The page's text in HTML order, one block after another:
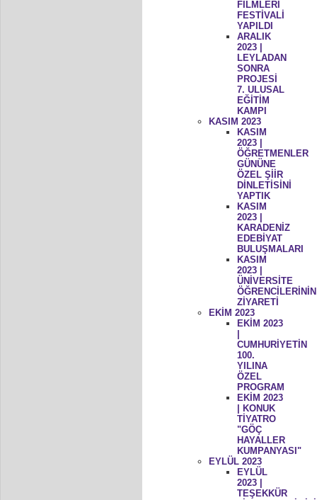
FİLMLERİ
FESTİVALİ
YAPILDI
ARALIK
2023 |
LEYLADAN
SONRA
PROJESİ
7. ULUSAL
EĞİTİM
KAMPI
KASIM 2023
KASIM
2023 |
ÖĞRETMENLER
GÜNÜNE
ÖZEL ŞİİR
DİNLETİSİNİ
YAPTIK
KASIM
2023 |
KARADENİZ
EDEBİYAT
BULUŞMALARI
KASIM
2023 |
ÜNİVERSİTE
ÖĞRENCİLERİNİN
ZİYARETİ
EKİM 2023
EKİM 2023
CUMHURİYETİN
100.
YILINA
ÖZEL
PROGRAM
EKİM 2023
| KONUK
TİYATRO
"GÖÇ
HAYALLER
KUMPANYASI"
EYLÜL 2023
EYLÜL
2023 |
TEŞEKKÜR